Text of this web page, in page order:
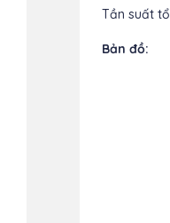
Tần suất
Bản đồ: